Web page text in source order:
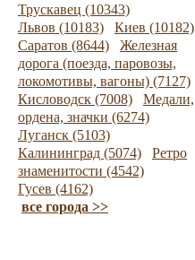
Трускавец (10343)
Львов (10183)
Киев (10182)
Саратов (8644)
Железная
дорога (поезда, паровозы,
локомотивы, вагоны) (7127)
Кисловодск (7008)
Медали,
ордена, значки (6274)
Луганск (5103)
Калининград (5074)
Ретро
знаменитости (4542)
Гусев (4162)
все города >>